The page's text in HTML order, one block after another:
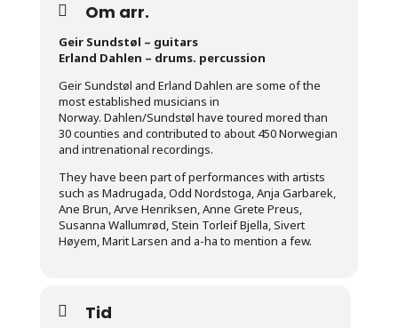
Om arr.
Geir Sundstøl – guitars
Erland Dahlen – drums. percussion
Geir Sundstøl and Erland Dahlen are some of the
most established musicians in
Norway. Dahlen/Sundstøl have toured mored than
30 counties and contributed to about 450 Norwegian
and intrenational recordings.
They have been part of performances with artists
such as Madrugada, Odd Nordstoga, Anja Garbarek,
Ane Brun, Arve Henriksen, Anne Grete Preus,
Susanna Wallumrød, Stein Torleif Bjella, Sivert
Høyem, Marit Larsen and a-ha to mention a few.
Tid